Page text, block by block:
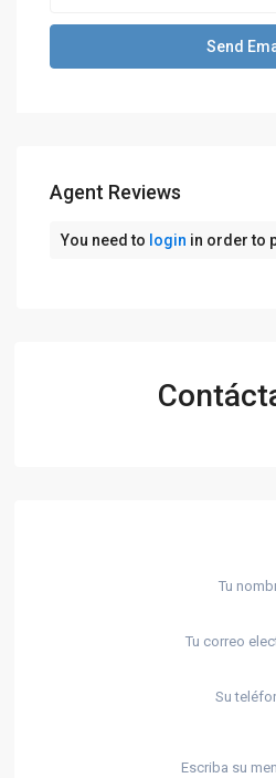
Agent Reviews
You need to login in order to